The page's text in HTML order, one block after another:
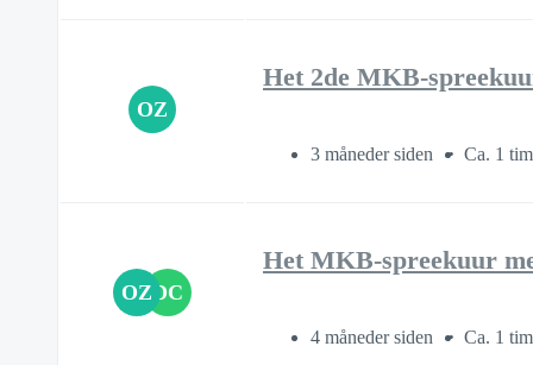
OZ
Het 2de MKB-
3 måneder siden Ca. 1
OZ DC
Het MKB-spreekuur
4 måneder siden Ca. 1